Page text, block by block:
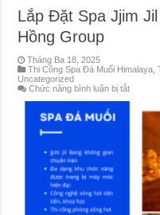
Lắp Đặt Spa Jjim
Hồng Group
Tháng Ba 18, 2025
Thi Công Spa Đá Muối Himalaya ,
Uncategorized
Chức năng bình luận bị tắtở
Kinh
Doanh
Muối
Hồng
Group